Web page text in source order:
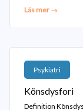
Läs mer →
Psykiatri
Könsdysfori
Definition